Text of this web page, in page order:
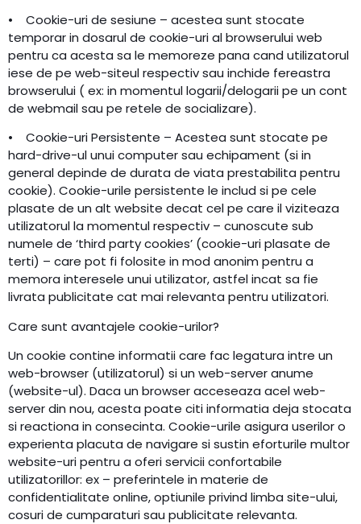
• Cookie-uri de sesiune – acestea sunt stocate
temporar in dosarul de cookie-uri al browserului web
pentru ca acesta sa le memoreze pana cand utilizatorul
iese de pe web-siteul respectiv sau inchide fereastra
browserului ( ex: in momentul logarii/delogarii pe un cont
de webmail sau pe retele de socializare).
• Cookie-uri Persistente – Acestea sunt stocate pe
hard-drive-ul unui computer sau echipament (si in
general depinde de durata de viata prestabilita pentru
cookie). Cookie-urile persistente le includ si pe cele
plasate de un alt website decat cel pe care il viziteaza
utilizatorul la momentul respectiv – cunoscute sub
numele de ‘third party cookies’ (cookie-uri plasate de
terti) – care pot fi folosite in mod anonim pentru a
memora interesele unui utilizator, astfel incat sa fie
livrata publicitate cat mai relevanta pentru utilizatori.
Care sunt avantajele cookie-urilor?
Un cookie contine informatii care fac legatura intre un
web-browser (utilizatorul) si un web-server anume
(website-ul). Daca un browser acceseaza acel web-
server din nou, acesta poate citi informatia deja stocata
si reactiona in consecinta. Cookie-urile asigura userilor o
experienta placuta de navigare si sustin eforturile multor
website-uri pentru a oferi servicii confortabile
utilizatorillor: ex – preferintele in materie de
confidentialitate online, optiunile privind limba site-ului,
cosuri de cumparaturi sau publicitate relevanta.